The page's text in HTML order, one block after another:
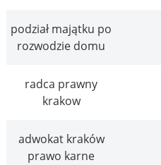
podział majątku po
rozwodzie domu
radca prawny
krakow
adwokat kraków
prawo karne